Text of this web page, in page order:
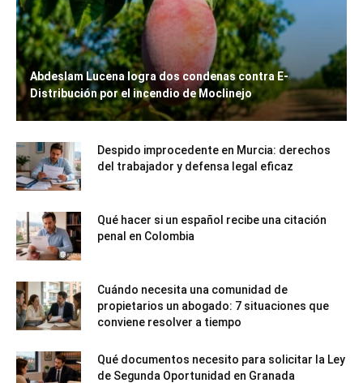
Abdeslam Lucena logra dos condenas contra E-
Distribución por el incendio de Moclinejo
Despido improcedente en Murcia: derechos
del trabajador y defensa legal eficaz
Qué hacer si un español recibe una citación
penal en Colombia
Cuándo necesita una comunidad de
propietarios un abogado: 7 situaciones que
conviene resolver a tiempo
Qué documentos necesito para solicitar la Ley
de Segunda Oportunidad en Granada